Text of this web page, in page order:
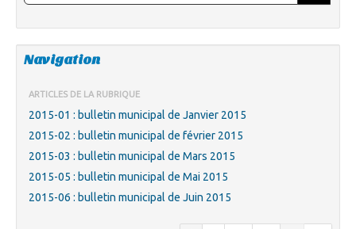
Navigation
ARTICLES DE LA RUBRIQUE
2015-01 : bulletin municipal de Janvier 2015
2015-02 : bulletin municipal de février 2015
2015-03 : bulletin municipal de Mars 2015
2015-05 : bulletin municipal de Mai 2015
2015-06 : bulletin municipal de Juin 2015